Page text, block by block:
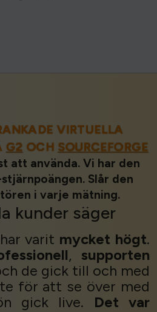
VIRTUELLA
G2 OCH SOURCEFORGE
att använda. Vi har den
Slår den
i varje mätning.
kunder säger
varit mycket högt.
,supporten
de gick till och med
för att se över med
gick live. Det var